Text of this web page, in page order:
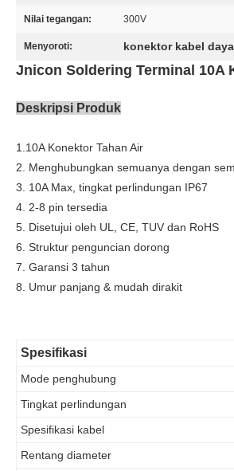
Nilai tegangan: 300V
Menyoroti: konektor kabel
Jnicon Soldering Terminal 10A
Deskripsi Produk
1.10A Konektor Tahan Air
2. Menghubungkan semuanya dengan
3. 10A Max, tingkat perlindungan IP67
4. 2-8 pin tersedia
5. Disetujui oleh UL, CE, TUV dan RoHS
6. Struktur penguncian dorong
7. Garansi 3 tahun
8. Umur panjang & mudah dirakit
Spesifikasi
Mode penghubung
Tingkat perlindungan
Spesifikasi kabel
Rentang diameter